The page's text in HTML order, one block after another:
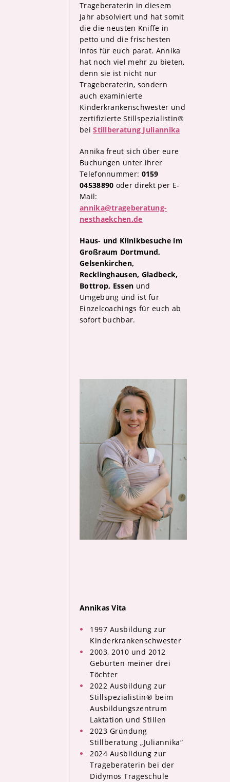
Trageberaterin in diesem
Jahr absolviert und hat somit
die die neusten Kniffe in
petto und die frischesten
Infos für euch parat. Annika
hat noch viel mehr zu bieten,
denn sie ist nicht nur
Trageberaterin, sondern
auch examinierte
Kinderkrankenschwester und
zertifizierte Stillspezialistin®
beiStillberatung Juliannika
Annika freut sich über eure
Buchungen unter ihrer
Telefonnummer: 0159
04538890 oder direkt per E-
Mail:
annika@trageberatung-
nesthaekchen.de
Haus- und Klinikbesuche im
Großraum Dortmund,
Gelsenkirchen,
Recklinghausen, Gladbeck,
Bottrop, Essen und
Umgebung und ist für
Einzelcoachings für euch ab
sofort buchbar.
Annikas Vita
1997 Ausbildung zur
Kinderkrankenschwester
2003, 2010 und 2012
Geburten meiner drei
Töchter
2022 Ausbildung zur
Stillspezialistin® beim
Ausbildungszentrum
Laktation und Stillen
2023 Gründung
Stillberatung „Juliannika“
2024 Ausbildung zur
Trageberaterin bei der
Didymos Trageschule